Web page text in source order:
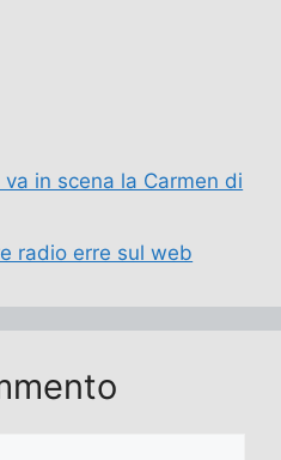
in scena la Carmen di
radio erre sul web